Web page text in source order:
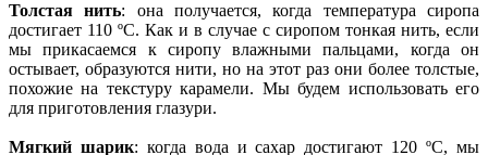
Толстая нить: она получается, когда температура сиропа
достигает 110 ºC. Как и в случае с сиропом тонкая нить, если
мы прикасаемся к сиропу влажными пальцами, когда он
остывает, образуются нити, но на этот раз они более толстые,
похожие на текстуру карамели. Мы будем использовать его
для приготовления глазури.
Мягкий шарик: когда вода и сахар достигают 120 ºC, мы